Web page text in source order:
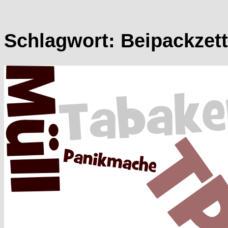
Schlagwort: